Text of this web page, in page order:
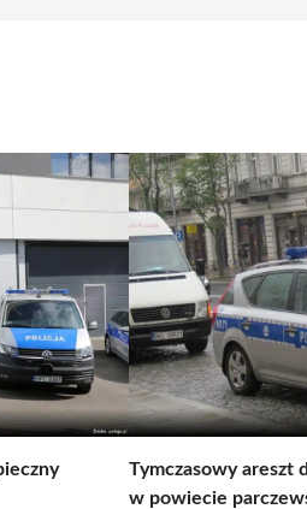
Tymczasowy areszt
w powiecie